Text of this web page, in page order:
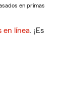
en primas
en línea. ¡Es